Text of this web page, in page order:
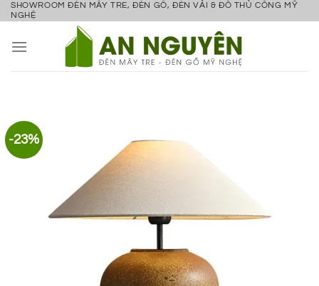
Bỏ
nội
SHOWROOM ĐÈN MÂY TRE, ĐÈN GỖ, ĐÈN VẢI & ĐỒ THỦ CÔNG MỸ
NGHỆ
-23%